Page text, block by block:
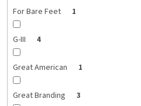
For Bare Feet 1
G-III 4
Great American 1
Great Branding 3